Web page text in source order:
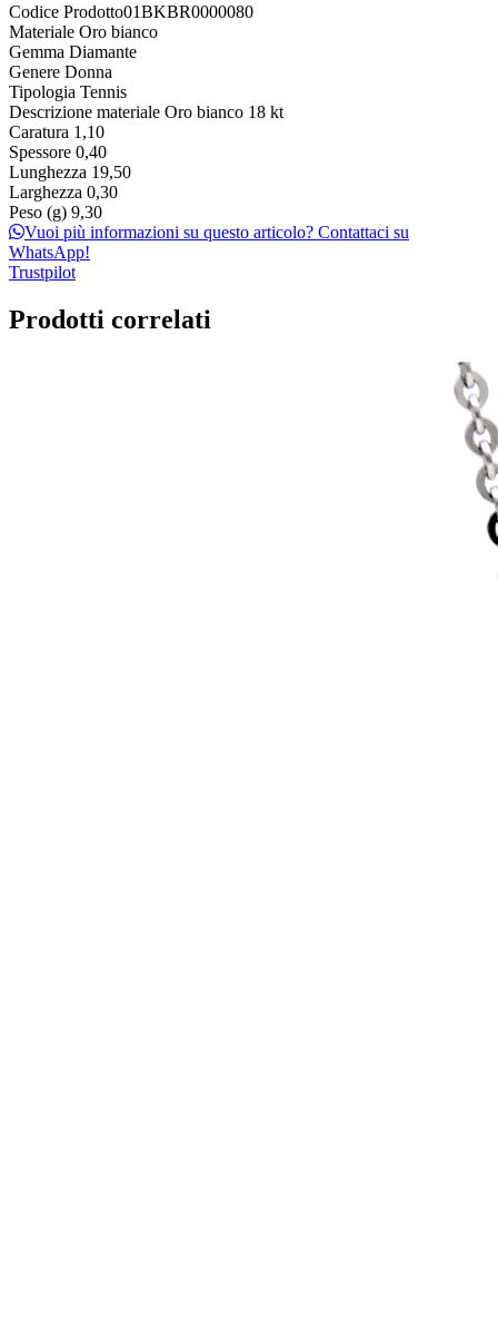
Codice Prodotto01BKBR0000080
Materiale Oro bianco
Gemma Diamante
Genere Donna
Tipologia Tennis
Descrizione materiale Oro bianco 18 kt
Caratura 1,10
Spessore 0,40
Lunghezza 19,50
Larghezza 0,30
Peso (g) 9,30
Vuoi più informazioni su questo articolo? Contattaci su
WhatsApp!
Trustpilot
Prodotti correlati